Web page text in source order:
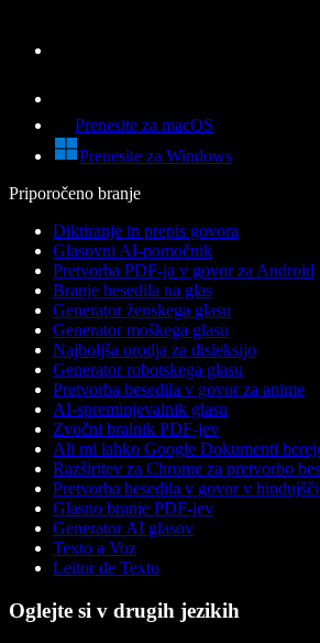
Prenesite za macOS
Prenesite za Windows
Priporočeno branje
Diktiranje in prepis govora
Glasovni AI-pomočnik
Pretvorba PDF-ja v govor za Android
Branje besedila na glas
Generator ženskega glasu
Generator moškega glasu
Najboljša orodja za disleksijo
Generator robotskega glasu
Pretvorba besedila v govor za anime
AI-spreminjevalnik glasu
Zvočni bralnik PDF-jev
Ali mi lahko Google Dokumenti
Razširitev za Chrome za pretvorbo
Pretvorba besedila v govor v
Glasno branje PDF-jev
Generator AI glasov
Texto a Voz
Leitor de Texto
Oglejte si v drugih jezikih